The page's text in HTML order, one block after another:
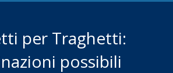
per Traghetti:
possibili